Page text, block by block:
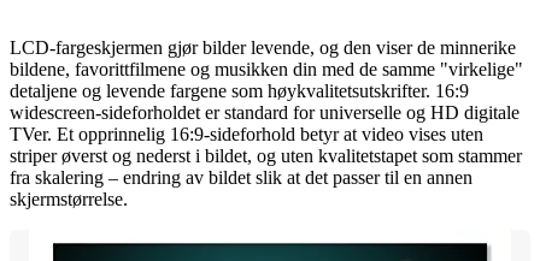
LCD-fargeskjermen gjør bilder levende, og den viser de minnerike
bildene, favorittfilmene og musikken din med de samme "virkelige"
detaljene og levende fargene som høykvalitetsutskrifter. 16:9
widescreen-sideforholdet er standard for universelle og HD digitale
TVer. Et opprinnelig 16:9-sideforhold betyr at video vises uten
striper øverst og nederst i bildet, og uten kvalitetstapet som stammer
fra skalering – endring av bildet slik at det passer til en annen
skjermstørrelse.